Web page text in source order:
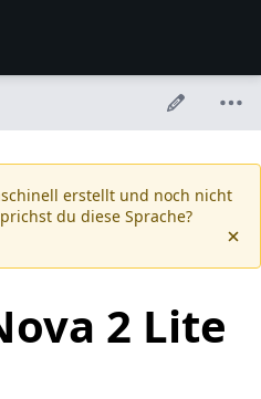
erstellt und noch nicht
du diese Sprache?
2 Lite